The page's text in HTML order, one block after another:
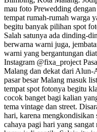
mau foto Prewedding
tempat rumah-rumah warga
begitu banyak pilihan spot
Salah satunya ada dinding-
berwarna warni juga,
warni yang bergantungan
Instagram @fixa_project
Malang dan dekat dari Alun-
pasar besar Malang masuk
tempat spot fotonya begitu
cocok banget bagi kalian
tema vintage dan street.
hari, karena mengkondisikan
cahaya pagi hari yang